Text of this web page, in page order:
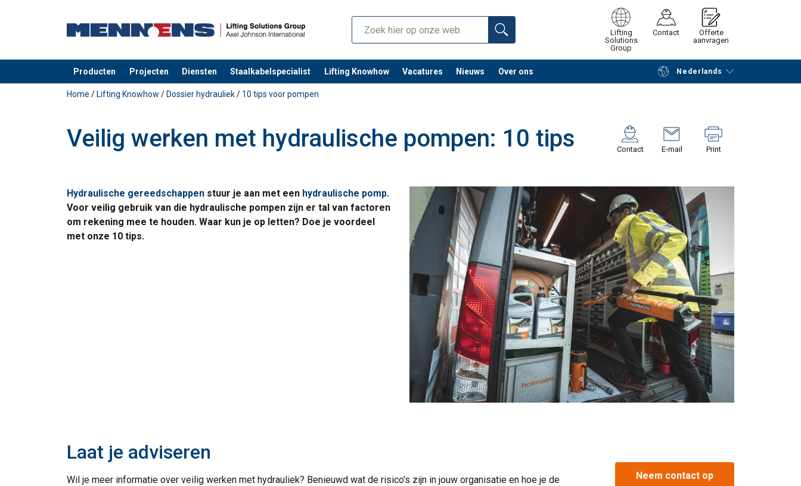
Lifting
Solutions
Group
Contact
Offerte
aanvragen
Producten Projecten Diensten Staalkabelspecialist Lifting Knowhow Vacatures Nieuws Over ons Nederlands
toegevoegd aan uw offerte Verder winkelen Vraag offerte aan
Home / Lifting Knowhow / Dossier hydrauliek/ 10 tips voor pompen
Veilig werken met hydraulische pompen: 10 tips Contact E-mail Print
Hydraulische gereedschappen stuur je aan met een hydraulische pomp.
Voor veilig gebruik van die hydraulische pompen zijn er tal van factoren
om rekening mee te houden. Waar kun je op letten? Doe je voordeel
met onze 10 tips.
Laat je adviseren
Wil je meer informatie over veilig werken met hydrauliek? Benieuwd wat de risico’s zijn in jouw organisatie en hoe je de
Neem contact op